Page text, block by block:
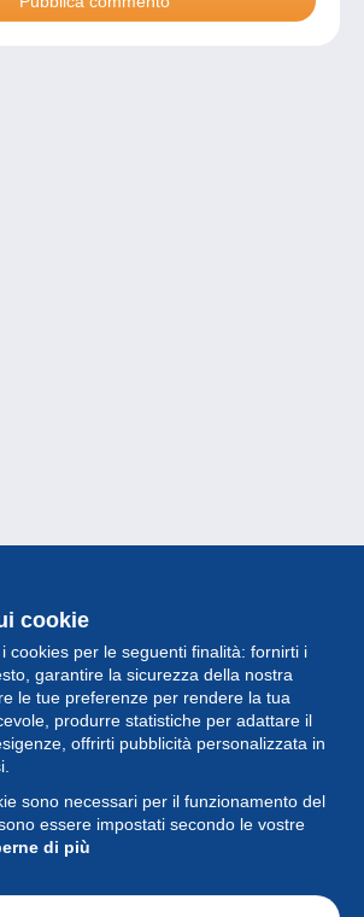
cookie
cookies per le seguenti finalità: fornirti i
garantire la sicurezza della nostra
le tue preferenze per rendere la tua
produrre statistiche per adattare il
offrirti pubblicità personalizzata in
sono necessari per il funzionamento del
essere impostati secondo le vostre
di più